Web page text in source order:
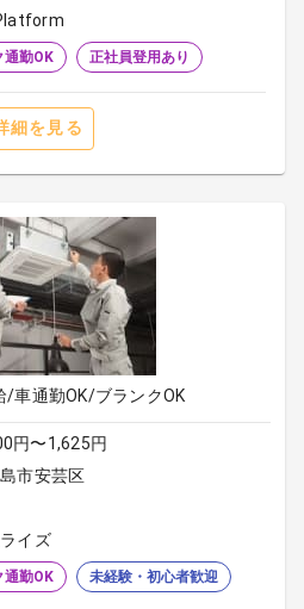
通勤OK 正社員登用あり
細を見る
車通勤OK/ブランクOK
円〜1,625円
市安芸区
イズ
通勤OK 未経験・初心者歓迎